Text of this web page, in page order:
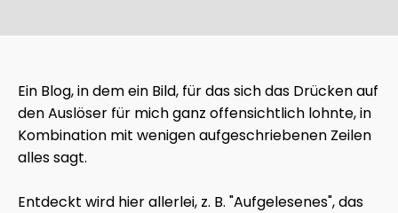
Ein Blog, in dem ein Bild, für das sich das Drücken auf
den Auslöser für mich ganz offensichtlich lohnte, in
Kombination mit wenigen aufgeschriebenen Zeilen
alles sagt.
Entdeckt wird hier allerlei, z. B. "Aufgelesenes", das